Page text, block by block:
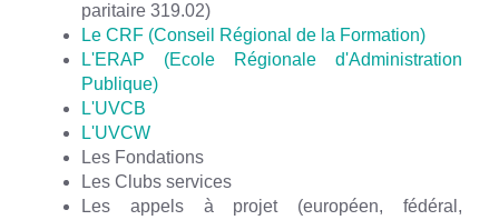
paritaire 319.02)
Le CRF (Conseil Régional de la Formation)
L'ERAP (Ecole Régionale d'Administration
Publique)
L'UVCB
L'UVCW
Les Fondations
Les Clubs services
Les appels à projet (européen, fédéral,